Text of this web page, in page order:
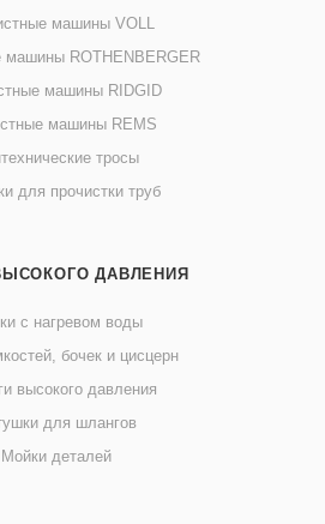
машины VOLL
машины ROTHENBERGER
машины RIDGID
машины REMS
тросы
для прочистки труб
ДАВЛЕНИЯ
с нагревом воды
бочек и цисцерн
высокого давления
для шлангов
Мойки деталей